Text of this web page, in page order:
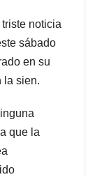
noticia
sábado
en su
la sien.
que la